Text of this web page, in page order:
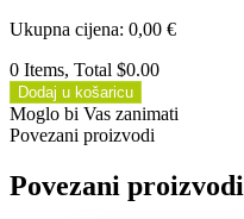
Ukupna cijena: 0,00 €
0 Items, Total $0.00
Dodaj u košaricu
Moglo bi Vas zanimati
Povezani proizvodi
Povezani proizvodi